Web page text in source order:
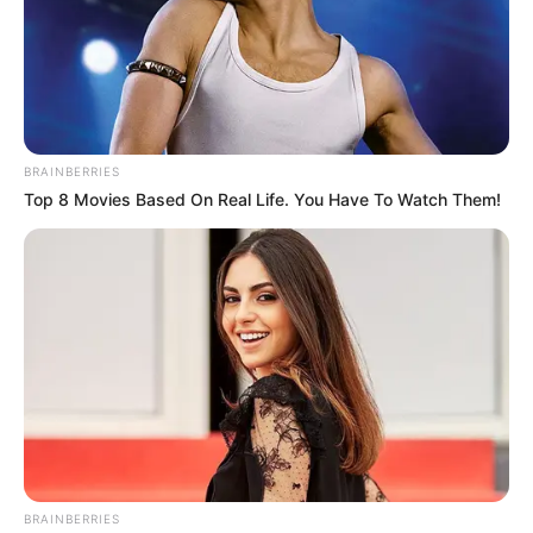
Dans le Grand Prix du 60e Anniversaire de Parilly, ZRYAN
(6), GLORY WOOD (11) et ZELORO (10) suscitent de légitimes
attentes. Cette épreuve, disputée sur les 1600 mètres de
Lyon-Parilly, pourrait bien révéler leurs véritables capacités
dans un contexte de gros handicap très disputé.
Analyse de la Base PMU du Quinté du jour
Tout d’abord, ZRYAN (6) représente une valeur montante
qu’il ne faut surtout pas sous-estimer. En effet, ce
pensionnaire de Francis-Henri Graffard vient d’enchaîner
deux sorties très prometteuses. D’une part, il a dominé
pour sa rentrée sur la P.S.F. de Chantilly, affichant une
réelle supériorité. D’autre part, il a confirmé sa
compétitivité en se classant quatrième d’une Classe 3
relevée à Saint-Cloud. De plus, il s’élancera de la stalle 2,
ce qui constitue un net avantage sur ce tracé tournant.
BRAINBERRIES
Top 8 Movies Based On Real Life. You Have To Watch Them!
BRAINBERRIES